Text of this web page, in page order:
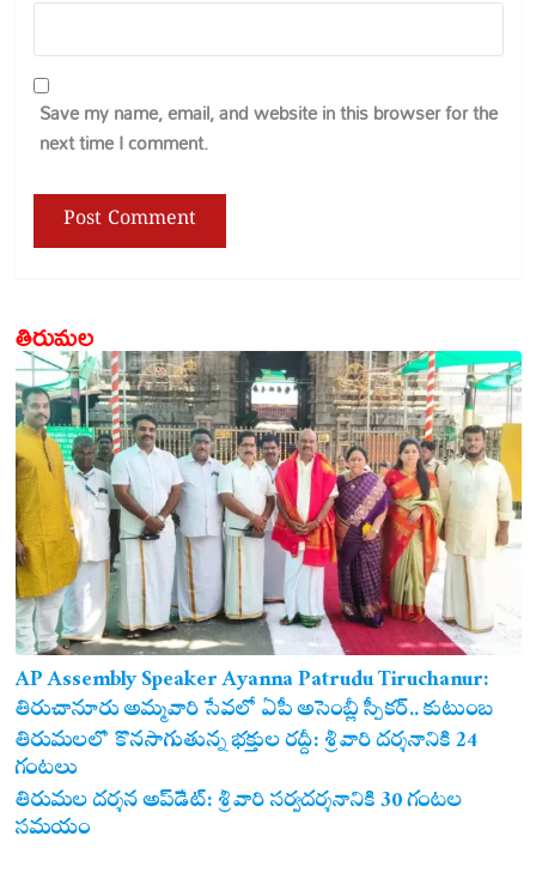
Save my name, email, and website in this browser for the
next time I comment.
తిరుమల
AP Assembly Speaker Ayanna Patrudu Tiruchanur:
తిరుచానూరు అమ్మవారి సేవలో ఏపీ అసెంబ్లీ స్పీకర్.. కుటుంబ
సమేతంగా దర్శించుకున్న అయ్యన్నపాత్రుడు!
తిరుమలలో కొనసాగుతున్న భక్తుల రద్దీ: శ్రీవారి దర్శనానికి 24
గంటలు
తిరుమల దర్శన అప్‌డేట్: శ్రీవారి సర్వదర్శనానికి 30 గంటల
సమయం